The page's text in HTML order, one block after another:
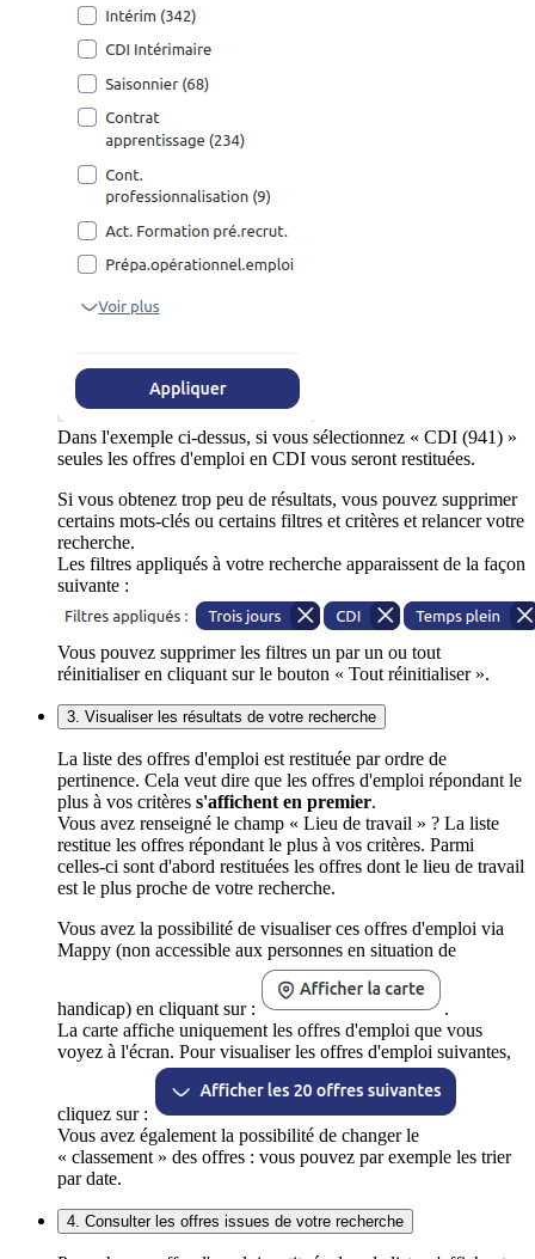
Dans l'exemple ci-dessus, si vous sélectionnez « CDI (941) »
seules les offres d'emploi en CDI vous seront restituées.
Si vous obtenez trop peu de résultats, vous pouvez supprimer
certains mots-clés ou certains filtres et critères et relancer votre
recherche.
Les filtres appliqués à votre recherche apparaissent de la façon
suivante :
Vous pouvez supprimer les filtres un par un ou tout
réinitialiser en cliquant sur le bouton « Tout réinitialiser ».
3. Visualiser les résultats de votre recherche
La liste des offres d'emploi est restituée par ordre de
pertinence. Cela veut dire que les offres d'emploi répondant le
plus à vos critères s'affichent en premier.
Vous avez renseigné le champ « Lieu de travail » ? La liste
restitue les offres répondant le plus à vos critères. Parmi
celles-ci sont d'abord restituées les offres dont le lieu de travail
est le plus proche de votre recherche.
Vous avez la possibilité de visualiser ces offres d'emploi via
Mappy (non accessible aux personnes en situation de
handicap) en cliquant sur :
.
La carte affiche uniquement les offres d'emploi que vous
voyez à l'écran. Pour visualiser les offres d'emploi suivantes,
cliquez sur :
Vous avez également la possibilité de changer le
« classement » des offres : vous pouvez par exemple les trier
par date.
4. Consulter les offres issues de votre recherche